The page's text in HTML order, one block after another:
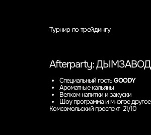
Турнир по трейдингу
Afterparty: ДЫМЗАВОД
Специальный гостьGOODY
Ароматные кальяны
Велком напитки и закуски
Шоу программа и многое другое
Комсомольский проспект 21/10